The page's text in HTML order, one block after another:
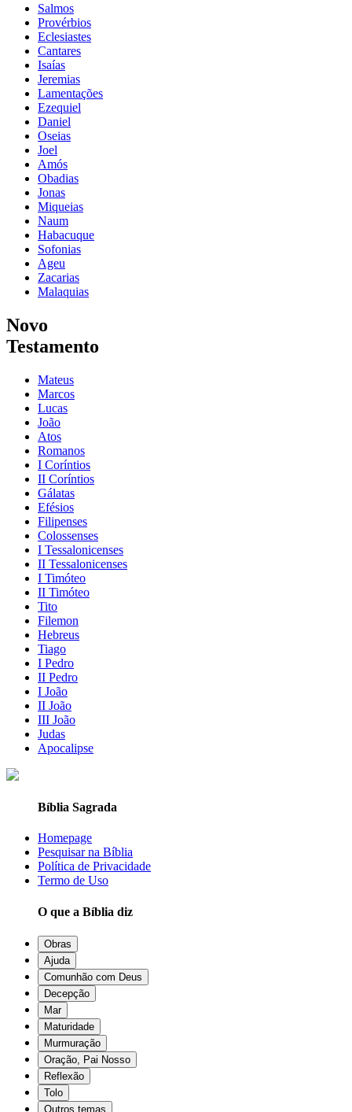
Salmos
Provérbios
Eclesiastes
Cantares
Isaías
Jeremias
Lamentações
Ezequiel
Daniel
Oseias
Joel
Amós
Obadias
Jonas
Miqueias
Naum
Habacuque
Sofonias
Ageu
Zacarias
Malaquias
Novo
Testamento
Mateus
Marcos
Lucas
João
Atos
Romanos
I Coríntios
II Coríntios
Gálatas
Efésios
Filipenses
Colossenses
I Tessalonicenses
II Tessalonicenses
I Timóteo
II Timóteo
Tito
Filemon
Hebreus
Tiago
I Pedro
II Pedro
I João
II João
III João
Judas
Apocalipse
Bíblia Sagrada
Homepage
Pesquisar na Bíblia
Política de Privacidade
Termo de Uso
O que a Bíblia diz
Obras
Ajuda
Comunhão com Deus
Decepção
Mar
Maturidade
Murmuração
Oração, Pai Nosso
Reflexão
Tolo
Outros temas